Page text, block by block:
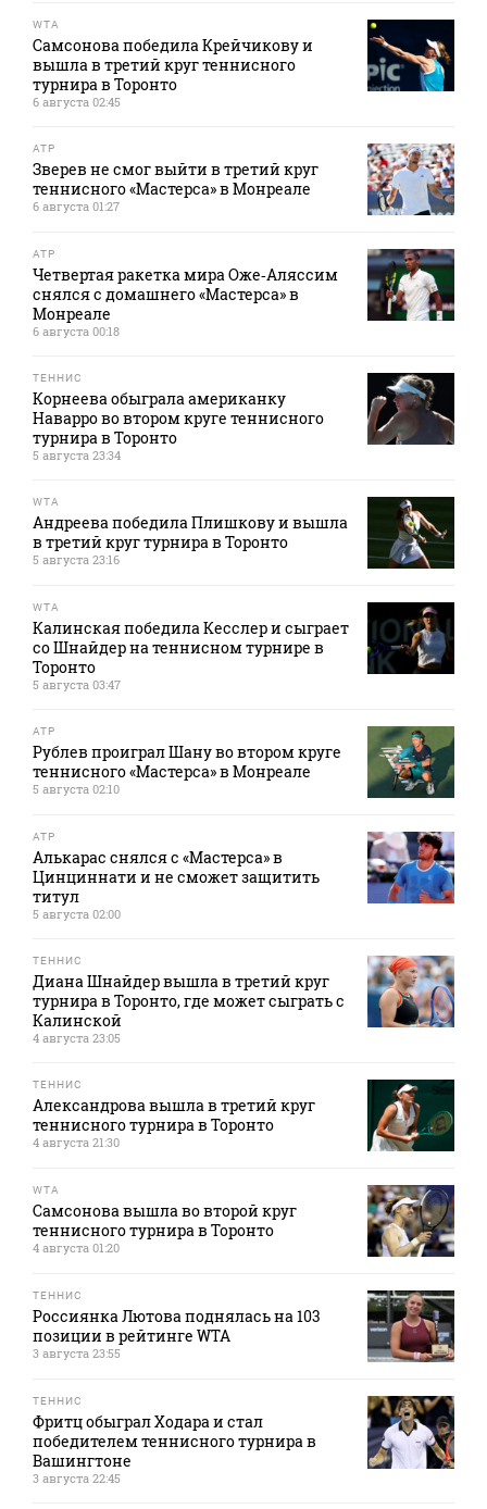
WTA
Самсонова победила Крейчикову и
вышла в третий круг теннисного
турнира в Торонто
6 августа 02:45
ATP
Зверев не смог выйти в третий круг
теннисного «Мастерса» в Монреале
6 августа 01:27
ATP
Четвертая ракетка мира Оже‑Аляссим
снялся с домашнего «Мастерса» в
Монреале
6 августа 00:18
ТЕННИС
Корнеева обыграла американку
Наварро во втором круге теннисного
турнира в Торонто
5 августа 23:34
WTA
Андреева победила Плишкову и вышла
в третий круг турнира в Торонто
5 августа 23:16
WTA
Калинская победила Кесслер и сыграет
со Шнайдер на теннисном турнире в
Торонто
5 августа 03:47
ATP
Рублев проиграл Шану во втором круге
теннисного «Мастерса» в Монреале
5 августа 02:10
ATP
Алькарас снялся с «Мастерса» в
Цинциннати и не сможет защитить
титул
5 августа 02:00
ТЕННИС
Диана Шнайдер вышла в третий круг
турнира в Торонто, где может сыграть с
Калинской
4 августа 23:05
ТЕННИС
Александрова вышла в третий круг
теннисного турнира в Торонто
4 августа 21:30
WTA
Самсонова вышла во второй круг
теннисного турнира в Торонто
4 августа 01:20
ТЕННИС
Россиянка Лютова поднялась на 103
позиции в рейтинге WTA
3 августа 23:55
ТЕННИС
Фритц обыграл Ходара и стал
победителем теннисного турнира в
Вашингтоне
3 августа 22:45